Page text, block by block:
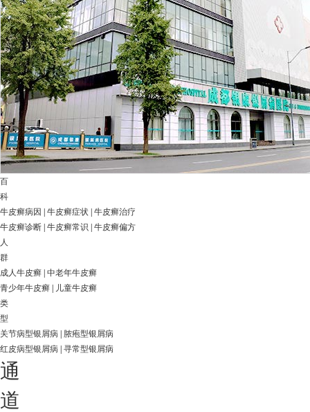
百
科
牛皮癣病因
牛皮癣症状 牛皮癣治疗
牛皮癣诊断 牛皮癣常识
牛皮癣偏方
人
群
成人牛皮癣 中老年牛皮癣
青少年牛皮癣
儿童牛皮癣
类
型
关节病型银屑病
脓疱型银屑病
红皮病型银屑病 寻常型银屑病
通
道